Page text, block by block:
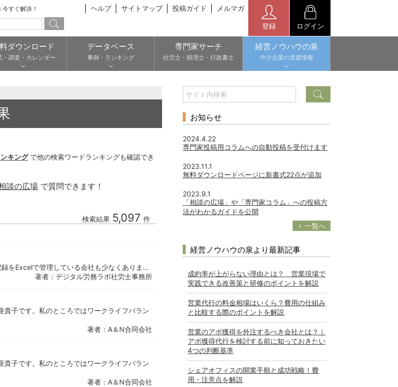
すぐ解決！ ヘルプ サイトマップ 投稿ガイド メルマガ
登録 ログイン
ダウンロード
・調査・カレンダー
データベース
事例・ランキング
専門家サーチ
社労士・税理士・行政書士
経営ノウハウの泉
中小企業の支援情報
キングで他の検索ワードランキングも確認でき
談の広場 で質問できます！
検索結果 5,097 件
をExcelで管理している会社も少なくありま...
著者：デジタル労務ラボ社労士事務所
子です。私のところではワークライフバラン
著者：A＆N合同会社
子です。私のところではワークライフバラン
著者：A＆N合同会社
お知らせ
2024.4.22
専門家投稿用コラムへの自動投稿を受付けます
2023.11.1
無料ダウンロードページに新書式22点が追加
2023.9.1
「相談の広場」や「専門家コラム」への投稿方
法がわかるガイドを公開
一覧へ
経営ノウハウの泉より最新記事
成約率が上がらない理由とは？ 営業現場で
実践できる改善策と研修のポイントを解説
営業代行の料金相場はいくら？費用の仕組み
と比較する際のポイントを解説
営業のアポ獲得を外注するべき会社とは？｜
アポ獲得代行を検討する前に知っておきたい
4つの判断基準
シェアオフィスの開業手順と成功戦略！費
用・注意点を解説